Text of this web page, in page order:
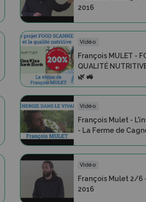
2016
Vidéo
François MULET -
QUALITÉ
🌿 🚜
Vidéo
François Mulet -
- La Ferme de
Vidéo
François Mulet 2/6
2016